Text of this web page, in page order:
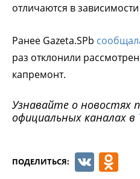
отличаются в
Ранее Gazeta.SPb
раз отклонили
капремонт.
Узнавайте о новостях
официальных каналах в
ПОДЕЛИТЬСЯ: VK